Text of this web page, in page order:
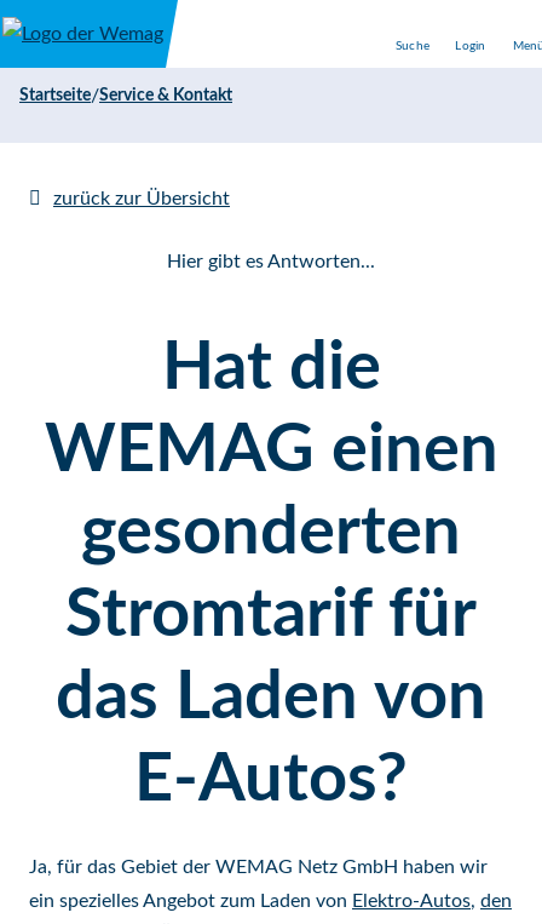
Direkt zum Inhalt
Suche Login
Startseite/Service & Kontakt
zurück zur Übersicht
Hier gibt es Antworten...
Hat die
WEMAG einen
gesonderten
Stromtarif für
das Laden von
E-Autos?
Ja, für das Gebiet der WEMAG Netz GmbH haben wir
ein spezielles Angebot zum Laden von Elektro-Autos, den